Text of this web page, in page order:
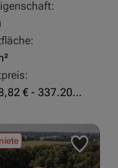
337.178,82 € - 337.207,06 €